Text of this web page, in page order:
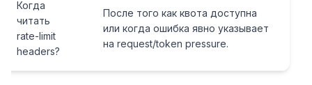
Когда
читать
rate-limit
headers?
После того как квота доступна
или когда ошибка явно указывает
на request/token pressure.